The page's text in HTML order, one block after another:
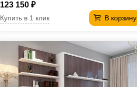
123 150 ₽
В корзину
Купить в 1 клик